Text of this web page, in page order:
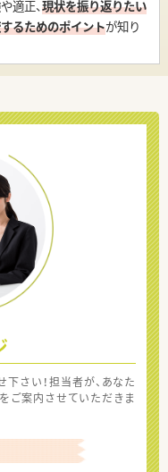
適正、現状を振り返りたい
るためのポイントが知り
さい！担当者が、あなた
ご案内させていただきま